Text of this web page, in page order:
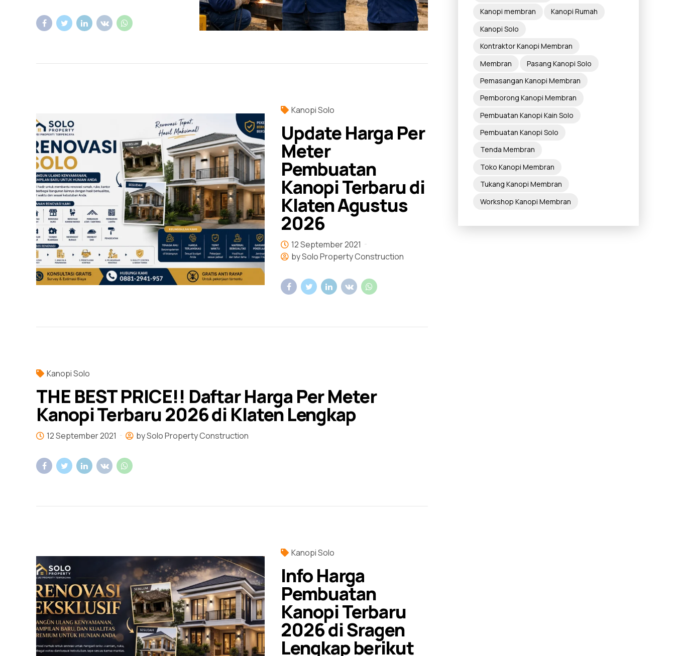
Kanopi Solo
Update Harga Per
Meter
Pembuatan
Kanopi Terbaru di
Klaten Agustus
2026
12 September 2021
by Solo Property Construction
Kanopi Solo
THE BEST PRICE!! Daftar Harga Per Meter
Kanopi Terbaru 2026 di Klaten Lengkap
12 September 2021 by Solo Property Construction
Kanopi Solo
Info Harga
Pembuatan
Kanopi Terbaru
2026 di Sragen
Lengkap berikut
Kanopi membran
Kanopi Rumah
Kanopi Solo
Kontraktor Kanopi Membran
Membran
Pasang Kanopi Solo
Pemasangan Kanopi Membran
Pemborong Kanopi Membran
Pembuatan Kanopi Kain Solo
Pembuatan Kanopi Solo
Tenda Membran
Toko Kanopi Membran
Tukang Kanopi Membran
Workshop Kanopi Membran